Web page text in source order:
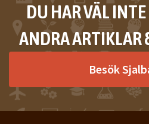
DU HAR VÄL
ANDRA ARTIKLAR
Besök